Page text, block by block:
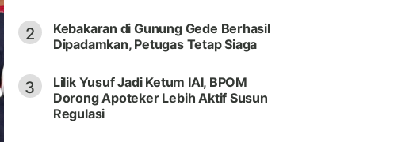
2
Kebakaran di Gunung Gede Berhasil
Dipadamkan, Petugas Tetap Siaga
3
Lilik Yusuf Jadi Ketum IAI, BPOM
Dorong Apoteker Lebih Aktif Susun
Regulasi